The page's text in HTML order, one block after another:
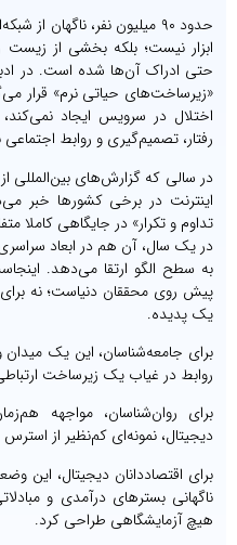
حدود ۹۰ میلیون نفر، ناگهان
ابزار نیست؛ بلکه بخشی از زیست
حتی ادراک آن‌ها شده است. در
«زیرساخت‌های حیاتی نرم» قرار
اختلال در سرویس ایجاد نمی‌کند،
رفتار، تصمیم‌گیری و روابط اجتماعی
در سالی که گزارش‌های
اینترنت در برخی کشورها خبر
تداوم و تکرار» در جایگاهی کاملا
در یک سال، آن هم در ابعاد
به سطح الگو ارتقا می‌دهد.
پیش روی محققان دنیاست؛ نه
یک پدیده.
برای جامعه‌شناسان، این یک میدان
روابط در غیاب یک زیرساخت
برای روان‌شناسان، مواجهه
دیجیتال، نمونه‌ای کم‌نظیر از
برای اقتصاددانان دیجیتال،
ناگهانی بسترهای درآمدی و
هیچ آزمایشگاهی طراحی کرد.